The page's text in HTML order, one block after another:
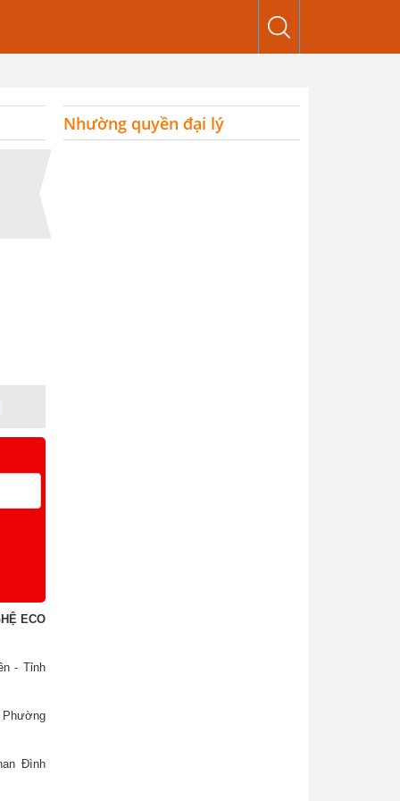
ECO
- Tỉnh
Phường
Đình
Nhường quyền đại lý